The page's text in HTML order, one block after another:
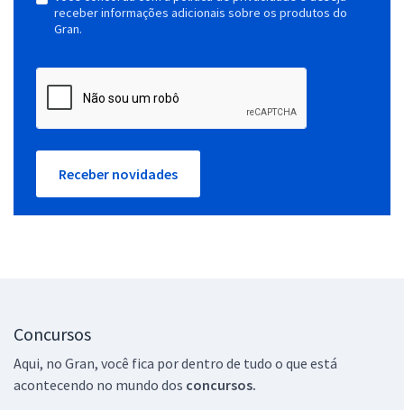
receber informações adicionais sobre os produtos do
Gran.
Receber novidades
Concursos
Aqui, no Gran, você fica por dentro de tudo o que está
acontecendo no mundo dos concursos.